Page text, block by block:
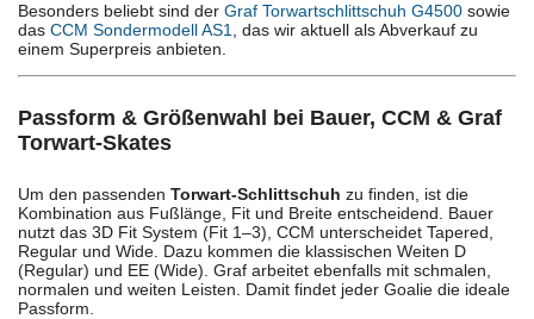
Besonders beliebt sind der Graf Torwartschlittschuh G4500 sowie
das CCM Sondermodell AS1
, das wir aktuell als Abverkauf zu
einem Superpreis anbieten.
Passform & Größenwahl bei Bauer, CCM & Graf
Torwart-Skates
Um den passenden Torwart-Schlittschuh zu finden, ist die
Kombination aus Fußlänge, Fit und Breite entscheidend. Bauer
nutzt das 3D Fit System (Fit 1–3), CCM unterscheidet Tapered,
Regular und Wide. Dazu kommen die klassischen Weiten D
(Regular) und EE (Wide). Graf arbeitet ebenfalls mit schmalen,
normalen und weiten Leisten. Damit findet jeder Goalie die ideale
Passform.